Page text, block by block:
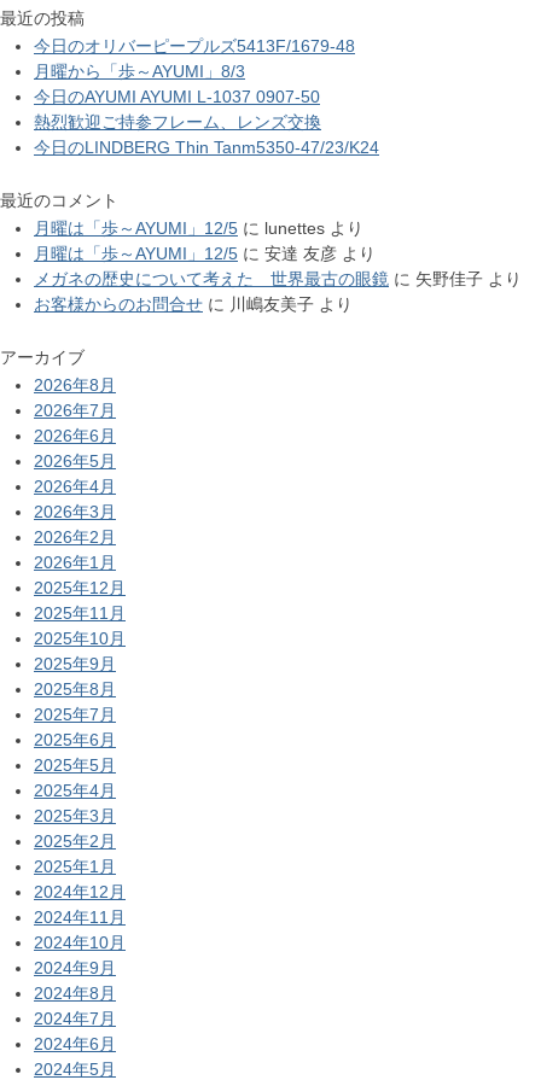
最近の投稿
今日のオリバーピープルズ5413F/1679-48
月曜から「歩～AYUMI」8/3
今日のAYUMI AYUMI L-1037 0907-50
熱烈歓迎ご持参フレーム、レンズ交換
今日のLINDBERG Thin Tanm5350-47/23/K24
最近のコメント
月曜は「歩～AYUMI」12/5 に lunettes より
月曜は「歩～AYUMI」12/5 に 安達 友彦 より
メガネの歴史について考えた 世界最古の眼鏡 に 矢野佳子 より
お客様からのお問合せ に 川嶋友美子 より
アーカイブ
2026年8月
2026年7月
2026年6月
2026年5月
2026年4月
2026年3月
2026年2月
2026年1月
2025年12月
2025年11月
2025年10月
2025年9月
2025年8月
2025年7月
2025年6月
2025年5月
2025年4月
2025年3月
2025年2月
2025年1月
2024年12月
2024年11月
2024年10月
2024年9月
2024年8月
2024年7月
2024年6月
2024年5月